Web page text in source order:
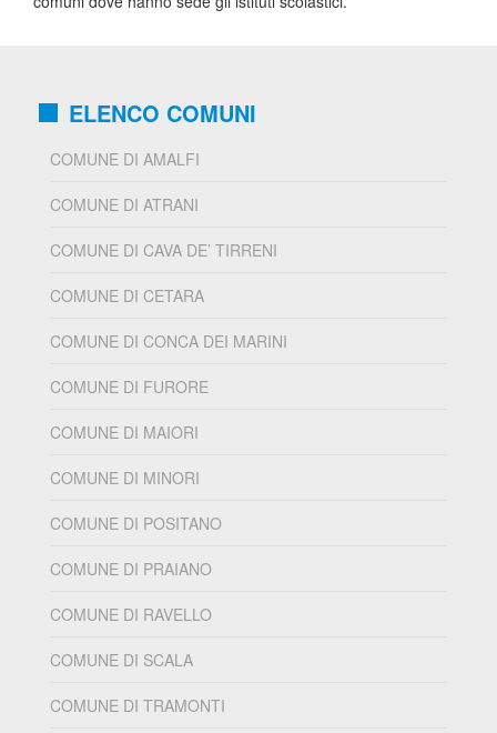
ELENCO COMUNI
COMUNE DI AMALFI
COMUNE DI ATRANI
COMUNE DI CAVA DE’ TIRRENI
COMUNE DI CETARA
COMUNE DI CONCA DEI MARINI
COMUNE DI FURORE
COMUNE DI MAIORI
COMUNE DI MINORI
COMUNE DI POSITANO
COMUNE DI PRAIANO
COMUNE DI RAVELLO
COMUNE DI SCALA
COMUNE DI TRAMONTI